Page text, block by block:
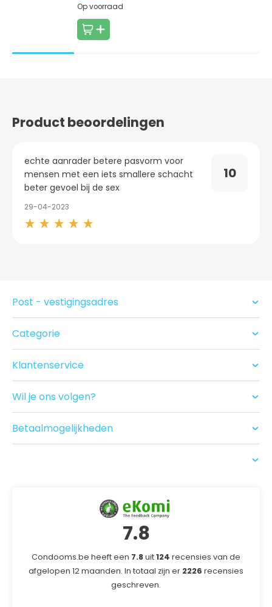
Op voorraad
Product beoordelingen
10
echte aanrader betere pasvorm voor
mensen met een iets smallere schacht
beter gevoel bij de sex
29-04-2023
Post - vestigingsadres
Categorie
Seksspeeltjes
Acties
Drogist
Nieuwe producten
Klantenservice
Betalen
Bezorgen
Recensies
Wil je ons volgen?
Betaalmogelijkheden
7.8
Condooms.be heeft een 7.8uit124 recensies van de
afgelopen 12 maanden. In totaal zijn er 2226 recensies
geschreven.